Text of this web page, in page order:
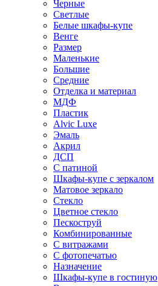
Черные
Светлые
Белые шкафы-купе
Венге
Размер
Маленькие
Большие
Средние
Отделка и материал
МДФ
Пластик
Alvic Luxe
Эмаль
Акрил
ДСП
С патиной
Шкафы-купе с зеркалом
Матовое зеркало
Стекло
Цветное стекло
Пескоструй
Комбинированные
С витражами
С фотопечатью
Назначение
Шкафы-купе в гостиную